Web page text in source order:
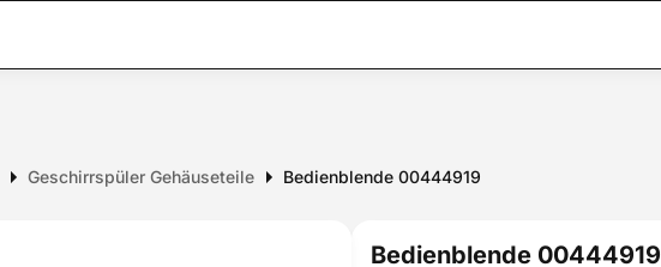
Geschirrspüler Gehäuseteile Bedienblende 00444919
Bedienblende 00444919